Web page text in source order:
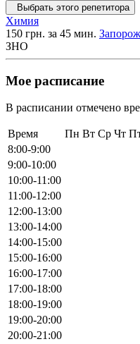
Выбрать этого репетитора
Химия
150 грн. за 45 мин.
ЗНО
Мое расписание
В расписании отмечено
Время Пн Вт Ср Чт
8:00-9:00
9:00-10:00
10:00-11:00
11:00-12:00
12:00-13:00
13:00-14:00
14:00-15:00
15:00-16:00
16:00-17:00
17:00-18:00
18:00-19:00
19:00-20:00
20:00-21:00